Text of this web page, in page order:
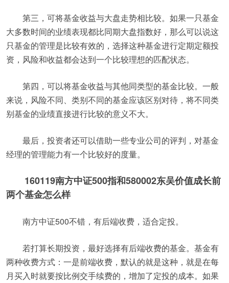
第三，可将基金收益与大盘走势相比较。如果一只基金
大多数时间的业绩表现都比同期大盘指数好，那么可以说这
只基金的管理是比较有效的，选择这种基金进行定期定额投
资，风险和收益都会达到一个比较理想的匹配状态。
第四，可以将基金收益与其他同类型的基金比较。一般
来说，风险不同、类别不同的基金应该区别对待，将不同类
别基金的业绩直接进行比较的意义不大。
最后，投资者还可以借助一些专业公司的评判，对基金
经理的管理能力有一个比较好的度量。
160119南方中证500指和580002东吴价值成长前
两个基金怎么样
南方中证500不错，有后端收费，适合定投。
若打算长期投资，最好选择有后端收费的基金。基金有
两种收费方式：一是前端收费，默认的就是这种，就是在每
月买入时就要按比例交手续费的，增加了定投的成本。如果